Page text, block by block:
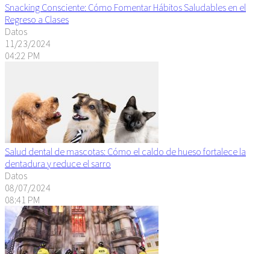
Snacking Consciente: Cómo Fomentar Hábitos Saludables en el
Regreso a Clases
Datos
11/23/2024
04:22 PM
Salud dental de mascotas: Cómo el caldo de hueso fortalece la
dentadura y reduce el sarro
Datos
08/07/2024
08:41 PM